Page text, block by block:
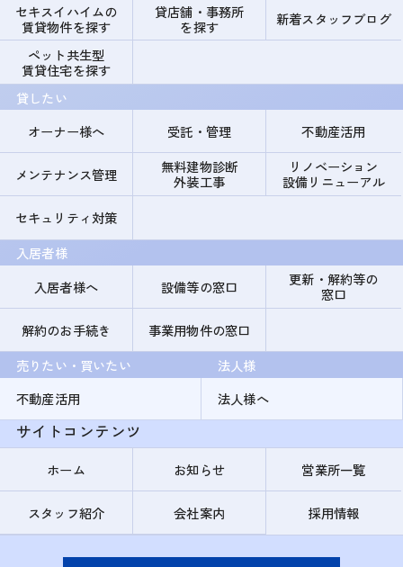
セキスイハイムの
賃貸物件を探す
貸店舗・事務所
を探す
新着スタッフブログ
ペット共生型
賃貸住宅を探す
貸したい
オーナー様へ
受託・管理 不動産活用
メンテナンス管理
無料建物診断
外装工事
リノベーション
設備リニューアル
セキュリティ対策
入居者様
入居者様へ
設備等の窓口
更新・解約等の
窓口
解約のお手続き
事業用物件の窓口
売りたい・買いたい
不動産活用
法人様
法人様へ
サイトコンテンツ
ホーム お知らせ 営業所一覧
スタッフ紹介 会社案内 採用情報